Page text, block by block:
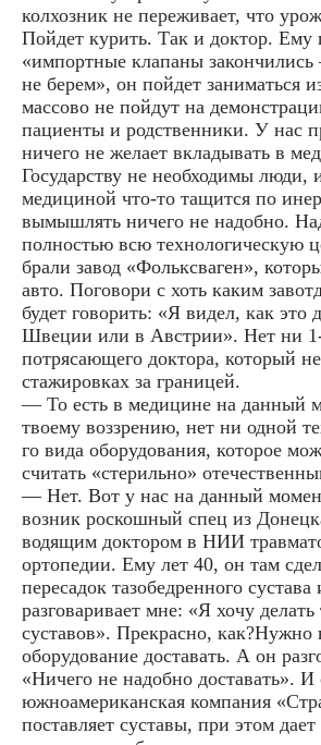
колхозник не переживает, что
Пойдет курить. Так и доктор.
«импортные клапаны
не берем», он пойдет заниматься
массово не пойдут на
пациенты и родственники. У нас
ничего не желает вкладывать в
Государству не необходимы люди,
медициной что-то тащится по
вымышлять ничего не надобно.
полностью всю технологическую
брали завод «Фольксваген»,
авто. Поговори с хоть каким
будет говорить: «Я видел, как это
Швеции или в Австрии». Нет ни
потрясающего доктора, который
стажировках за границей.
— То есть в медицине на данный
твоему воззрению, нет ни одной
го вида оборудования, которое
считать «стерильно»
— Нет. Вот у нас на данный
возник роскошный спец из
водящим доктором в НИИ
ортопедии. Ему лет 40, он там
пересадок тазобедренного
разговаривает мне: «Я хочу делать
суставов». Прекрасно, как?Нужно
оборудование доставать. А он
«Ничего не надобно доставать». И
южноамериканская компания
поставляет суставы, при этом